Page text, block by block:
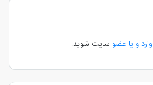
وارد و یا عضو سایت شوید.